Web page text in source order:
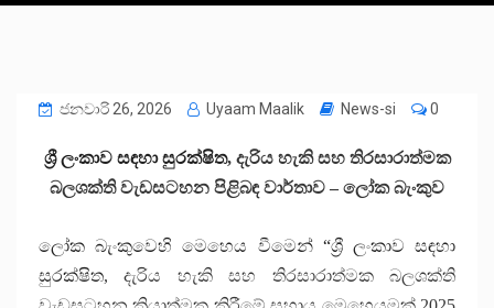
ජනවාරි 26, 2026 Uyaam Maalik News-si 0
ශ්‍රී ලංකාව සඳහා සුරක්ෂිත, දැරිය හැකි සහ තිරසාරාත්මක
බලශක්ති වැඩසටහන පිළිබඳ වාර්තාව – ලෝක බැංකුව
ලෝක බැංකුවෙහි මෙහෙය වීමෙන් “ශ්‍රී ලංකාව සඳහා
සුරක්ෂිත,දැරිය හැකි සහ තිරසාරාත්මක බලශක්ති